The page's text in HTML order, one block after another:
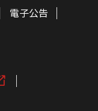
電子公告